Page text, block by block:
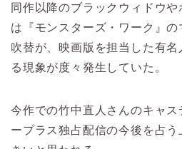
同作以降のブラックウィドウ
は『モンスターズ・ワーク』
吹替が、映画版を担当した有
る現象が度々発生していた。
今作での竹中直人さんのキャス
ープラス独占配信の今後を占